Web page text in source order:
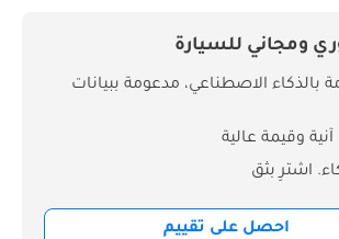
ومجاني للسيارة
بالذكاء الاصطناعي، مدعومة ببيانات
آنية وقيمة عالية
اشترِ بثق
احصل على تقييم